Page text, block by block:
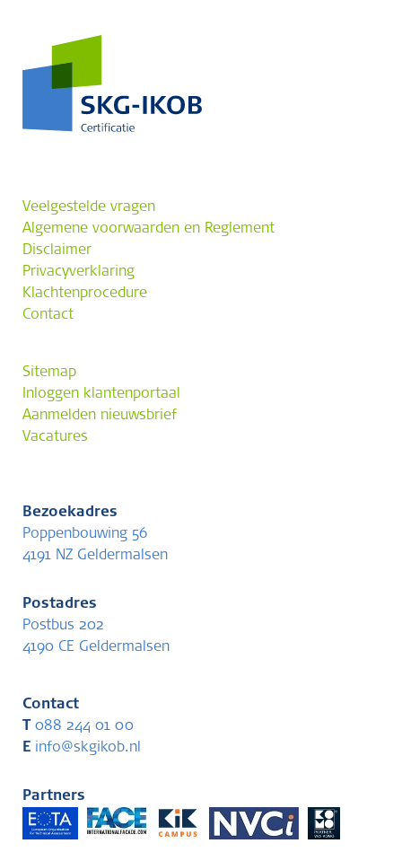
Veelgestelde vragen
Algemene voorwaarden en Reglement
Disclaimer
Privacyverklaring
Klachtenprocedure
Contact
Sitemap
Inloggen klantenportaal
Aanmelden nieuwsbrief
Vacatures
Bezoekadres
Poppenbouwing 56
4191 NZ Geldermalsen
Postadres
Postbus 202
4190 CE Geldermalsen
Contact
088 244 01 00
E info@skgikob.nl
Partners